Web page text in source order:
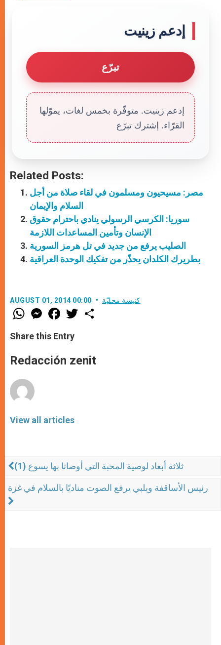
إدعم زينيت
تبرّع
إدعم زينيت. متوفّرة بخمس لغات، يموّلها
القرّاء. إشترك تبرّع
Related Posts:
مصر: مسيحيون ومسلمون في لقاء صلاة من أجل
السلام والإيمان
سوريا: الكرسي الرسولي ينادي باحترام حقوق
الإنسان وتأمين المساعدات اللازمة
الصليب يرفع من جديد في تل هرمز السورية
بطريرك الكلدان يحذّر من تفكيك الوحدة العراقية
AUGUST 01, 2014 00:00 كنيسة محليّة
W
h
t
s
p
p
M
e
s
e
g
e
F
a
e
b
o
k
w
r
Share this Entry
Redacción zenit
View all articles
ثلاثة أبعاد لوصية المحبة التي أوصانا بها يسوع (1)
رئيس الأساقفة ويلبي يرفع الصوت مناديًا بالسلام في غزة